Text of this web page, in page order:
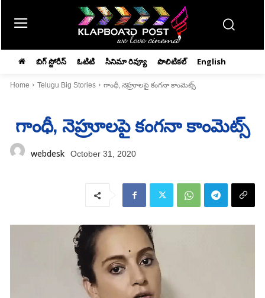
బిగ్ స్టోరీస్ ఓటిటి సినిమా రివ్యూ పొలిటికల్ English
Home Telugu Big Stories గాంధీ, నెహ్రూలపై కంగనా కాంమెట్స్‌
గాంధీ, నెహ్రూలపై కంగనా కాంమెట్స్‌
webdesk October 31, 2020